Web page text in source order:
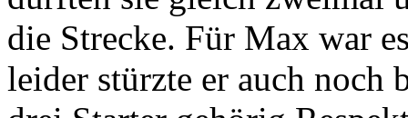
die Strecke. Für Max war
leider stürzte er auch noch